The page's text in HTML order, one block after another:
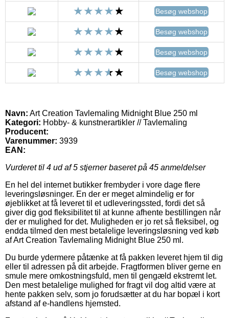
Besøg webshop
Besøg webshop
Besøg webshop
Besøg webshop
Navn: Art Creation Tavlemaling Midnight Blue 250 ml
Kategori: Hobby- & kunstnerartikler // Tavlemaling
Producent:
Varenummer: 3939
EAN:
Vurderet til 4 ud af 5 stjerner baseret på 45 anmeldelser
En hel del internet butikker frembyder i vore dage flere
leveringsløsninger. En der er meget almindelig er for
øjeblikket at få leveret til et udleveringssted, fordi det så
giver dig god fleksibilitet til at kunne afhente bestillingen når
der er mulighed for det. Muligheden er jo ret så fleksibel, og
endda tilmed den mest betalelige leveringsløsning ved køb
af Art Creation Tavlemaling Midnight Blue 250 ml.
Du burde ydermere påtænke at få pakken leveret hjem til dig
eller til adressen på dit arbejde. Fragtformen bliver gerne en
smule mere omkostningsfuld, men til gengæld ekstremt let.
Den mest betalelige mulighed for fragt vil dog altid være at
hente pakken selv, som jo forudsætter at du har bopæl i kort
afstand af e-handlens hjemsted.